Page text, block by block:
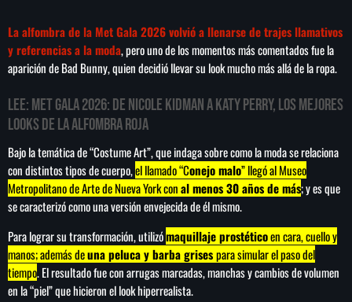
PROGRAMACIÓN keyboard_arrow_down
LOCUCIÓN (TALENTO AL AIRE)
COMUNÍCATE
PUBLICIDAD
HISTORIA
SEARCH
SEARCH
La alfombra de la Met Gala 2026 volvió a llenarse de trajes llamativos
y referencias a la moda, pero uno de los momentos más comentados fue la
aparición de Bad Bunny, quien decidió llevar su look mucho más allá de la ropa.
LEE: Met Gala 2026: de Nicole Kidman a Katy Perry, los mejores
looks de la alfombra roja
Bajo la temática de “Costume Art”, que indaga sobre como la moda se relaciona
con distintos tipos de cuerpo,el llamado “Conejo malo” llegó al Museo
Metropolitano de Arte de Nueva York conal menos 30 años de más; y es que
se caracterizó como una versión envejecida de él mismo.
Para lograr su transformación, utilizómaquillaje prostéticoen cara, cuello y
manos; además deuna peluca y barba grisespara simular el paso del
tiempo. El resultado fue con arrugas marcadas, manchas y cambios de volumen
en la “piel” que hicieron el look hiperrealista.